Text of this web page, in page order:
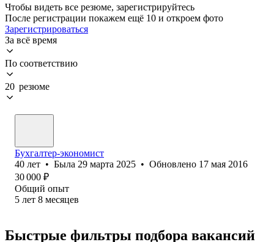
Чтобы видеть все резюме, зарегистрируйтесь
После регистрации покажем ещё 10 и откроем фото
Зарегистрироваться
За всё время
По соответствию
20 резюме
Бухгалтер-экономист
40 лет • Была 29 марта 2025 • Обновлено 17 мая 2016
30 000 ₽
Общий опыт
5 лет 8 месяцев
Быстрые фильтры подбора вакансий